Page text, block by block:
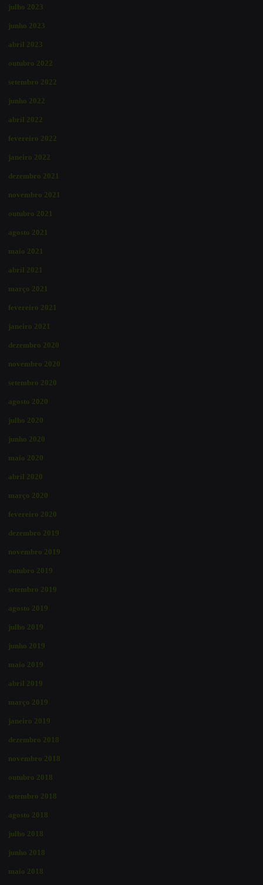
julho 2023
junho 2023
abril 2023
outubro 2022
setembro 2022
junho 2022
abril 2022
fevereiro 2022
janeiro 2022
dezembro 2021
novembro 2021
outubro 2021
agosto 2021
maio 2021
abril 2021
março 2021
fevereiro 2021
janeiro 2021
dezembro 2020
novembro 2020
setembro 2020
agosto 2020
julho 2020
junho 2020
maio 2020
abril 2020
março 2020
fevereiro 2020
dezembro 2019
novembro 2019
outubro 2019
setembro 2019
agosto 2019
julho 2019
junho 2019
maio 2019
abril 2019
março 2019
janeiro 2019
dezembro 2018
novembro 2018
outubro 2018
setembro 2018
agosto 2018
julho 2018
junho 2018
maio 2018